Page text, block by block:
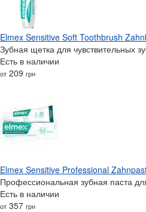
Elmex Sensitive Soft Toothbrush
Зубная щетка для чувствительных
Есть в наличии
от 209 грн
Elmex Sensitive Professional
Профессиональная зубная паста
Есть в наличии
от 357 грн